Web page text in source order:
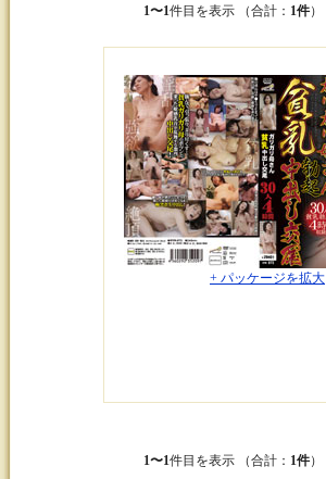
1〜1件目を表示 （合計： 1件）
+ パッケージを拡大
1〜1件目を表示 （合計： 1件）